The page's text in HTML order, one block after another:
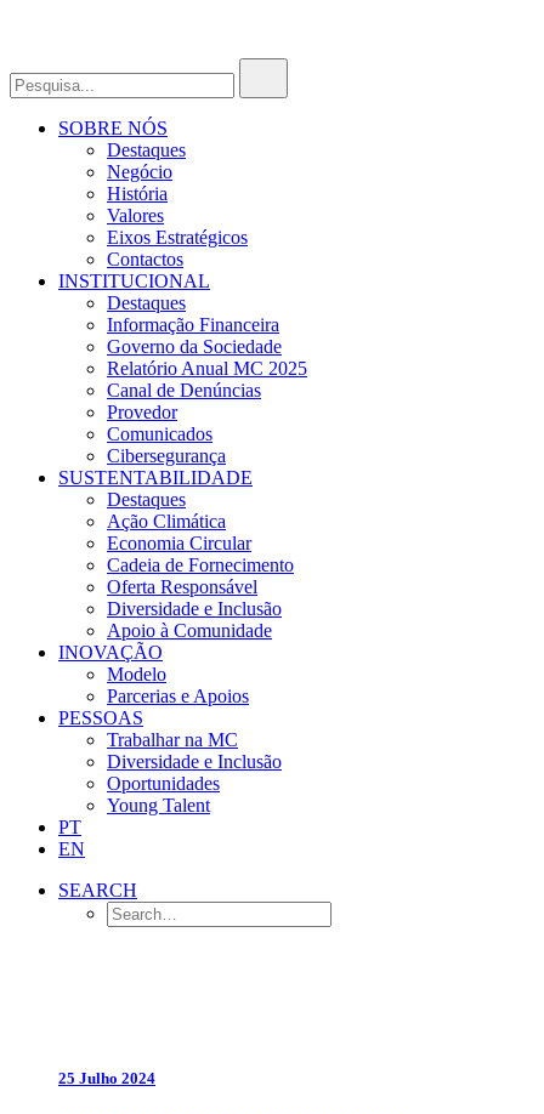
SOBRE NÓS
Destaques
Negócio
História
Valores
Eixos Estratégicos
Contactos
INSTITUCIONAL
Destaques
Informação Financeira
Governo da Sociedade
Relatório Anual MC 2025
Canal de Denúncias
Provedor
Comunicados
Cibersegurança
SUSTENTABILIDADE
Destaques
Ação Climática
Economia Circular
Cadeia de Fornecimento
Oferta Responsável
Diversidade e Inclusão
Apoio à Comunidade
INOVAÇÃO
Modelo
Parcerias e Apoios
PESSOAS
Trabalhar na MC
Diversidade e Inclusão
Oportunidades
Young Talent
PT
EN
SEARCH
25 Julho 2024